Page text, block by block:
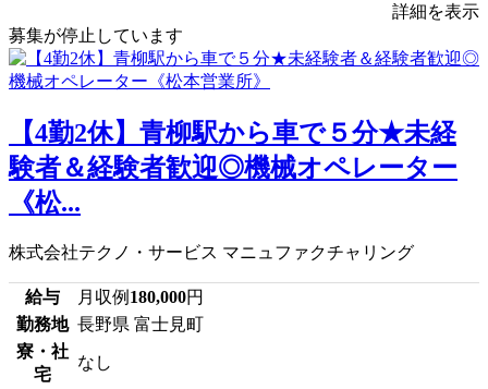
詳細を表示
募集が停止しています
【4勤2休】青柳駅から車で５分★未経
験者＆経験者歓迎◎機械オペレーター
《松...
株式会社テクノ・サービス マニュファクチャリング
給与 月収例 180,000円
勤務地 長野県 富士見町
寮・社
宅
なし